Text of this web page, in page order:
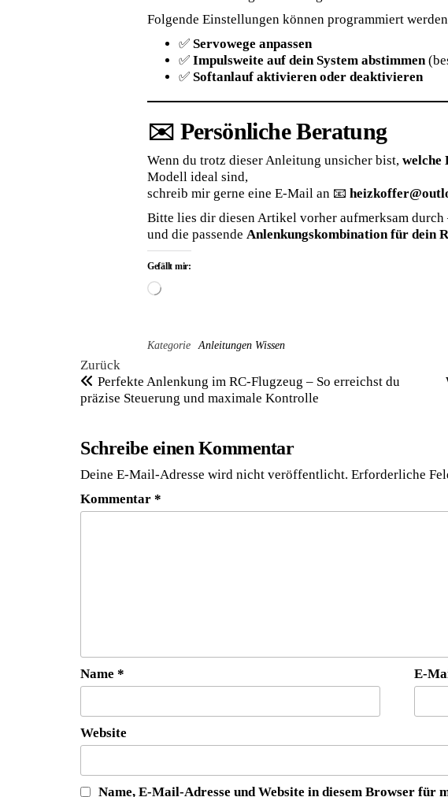
Folgende Einstellungen können programmiert
✅ Servowege anpassen
✅ Impulsweite auf dein System abstimmen
✅ Softanlauf aktivieren oder deaktivieren
✉️ Persönliche Beratung
Wenn du trotz dieser Anleitung unsicher bist, welche
Modell ideal sind,
schreib mir gerne eine E-Mail an 📧
Bitte lies dir diesen Artikel vorher aufmerksam
und die passende Anlenkungskombination für dein
Gefällt mir:
Wird
Kategorie Anleitungen Wissen
Beitragsnavigation
Vorheriger
Beitrag
Zurück
Perfekte Anlenkung im RC-Flugzeug – So erreichst du
präzise Steuerung und maximale Kontrolle
Schreibe einen Kommentar
Deine E-Mail-Adresse wird nicht veröffentlicht. Erforderliche
Kommentar *
Name * E-
Website
Name, E-Mail-Adresse und Website in diesem Browser für